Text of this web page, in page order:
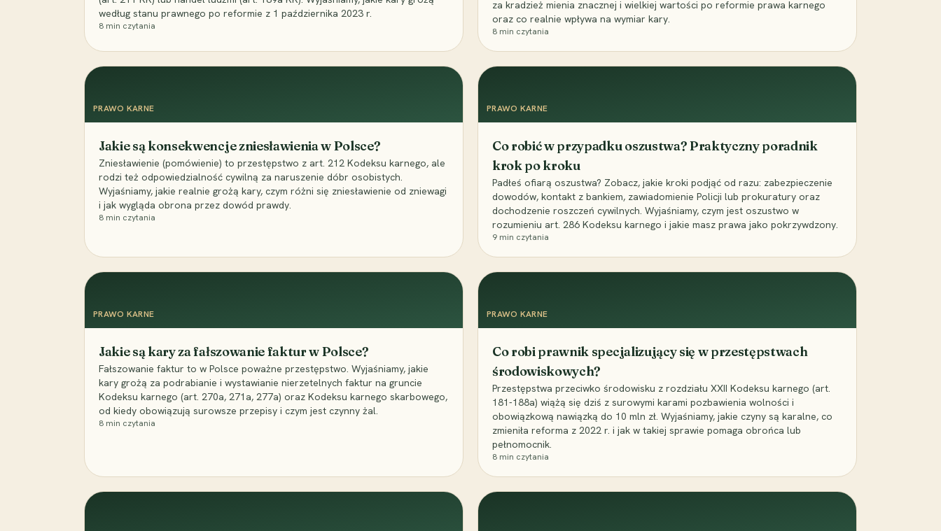
według stanu prawnego po reformie z 1 października 2023 r.
8 min czytania
za kradzież mienia znacznej i wielkiej wartości po reformie prawa karnego
oraz co realnie wpływa na wymiar kary.
8 min czytania
PRAWO KARNE
Jakie są konsekwencje zniesławienia w Polsce?
Zniesławienie (pomówienie) to przestępstwo z art. 212 Kodeksu karnego, ale
rodzi też odpowiedzialność cywilną za naruszenie dóbr osobistych.
Wyjaśniamy, jakie realnie grożą kary, czym różni się zniesławienie od zniewagi
i jak wygląda obrona przez dowód prawdy.
8 min czytania
PRAWO KARNE
Co robić w przypadku oszustwa? Praktyczny poradnik
krok po kroku
Padłeś ofiarą oszustwa? Zobacz, jakie kroki podjąć od razu: zabezpieczenie
dowodów, kontakt z bankiem, zawiadomienie Policji lub prokuratury oraz
dochodzenie roszczeń cywilnych. Wyjaśniamy, czym jest oszustwo w
rozumieniu art. 286 Kodeksu karnego i jakie masz prawa jako pokrzywdzony.
9 min czytania
PRAWO KARNE
Jakie są kary za fałszowanie faktur w Polsce?
Fałszowanie faktur to w Polsce poważne przestępstwo. Wyjaśniamy, jakie
kary grożą za podrabianie i wystawianie nierzetelnych faktur na gruncie
Kodeksu karnego (art. 270a, 271a, 277a) oraz Kodeksu karnego skarbowego,
od kiedy obowiązują surowsze przepisy i czym jest czynny żal.
8 min czytania
PRAWO KARNE
Co robi prawnik specjalizujący się w przestępstwach
środowiskowych?
Przestępstwa przeciwko środowisku z rozdziału XXII Kodeksu karnego (art.
181-188a) wiążą się dziś z surowymi karami pozbawienia wolności i
obowiązkową nawiązką do 10 mln zł. Wyjaśniamy, jakie czyny są karalne, co
zmieniła reforma z 2022 r. i jak w takiej sprawie pomaga obrońca lub
pełnomocnik.
8 min czytania